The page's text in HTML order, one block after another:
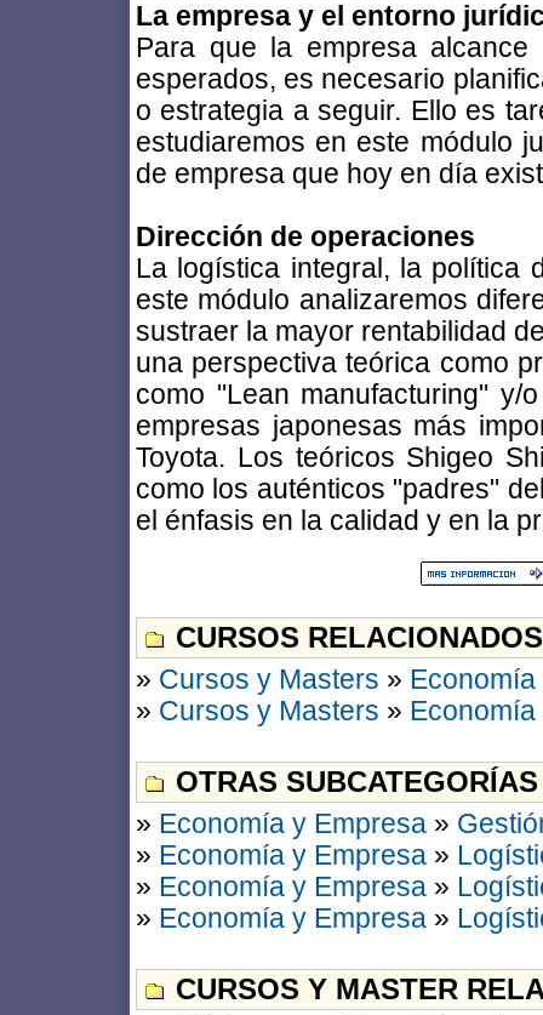
La empresa y el entorno
Para que la empresa
esperados, es necesario
o estrategia a seguir. Ello es
estudiaremos en este módulo
de empresa que hoy en día
Dirección de operaciones
La logística integral, la política
este módulo analizaremos
sustraer la mayor rentabilidad
una perspectiva teórica como
como "Lean manufacturing"
empresas japonesas más
Toyota. Los teóricos Shigeo
como los auténticos "padres"
el énfasis en la calidad y en la
CURSOS
» Cursos y Masters »
» Cursos y Masters »
OTRAS
» Economía y Empresa »
» Economía y Empresa »
» Economía y Empresa »
» Economía y Empresa »
CURSOS Y MASTER